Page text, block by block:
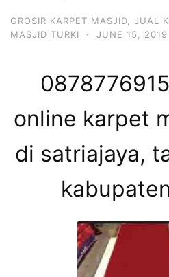
GROSIR KARPET MASJID JUAL
MASJID TURKI
· JUNE 15, 2019
online karpet
di satriajaya,